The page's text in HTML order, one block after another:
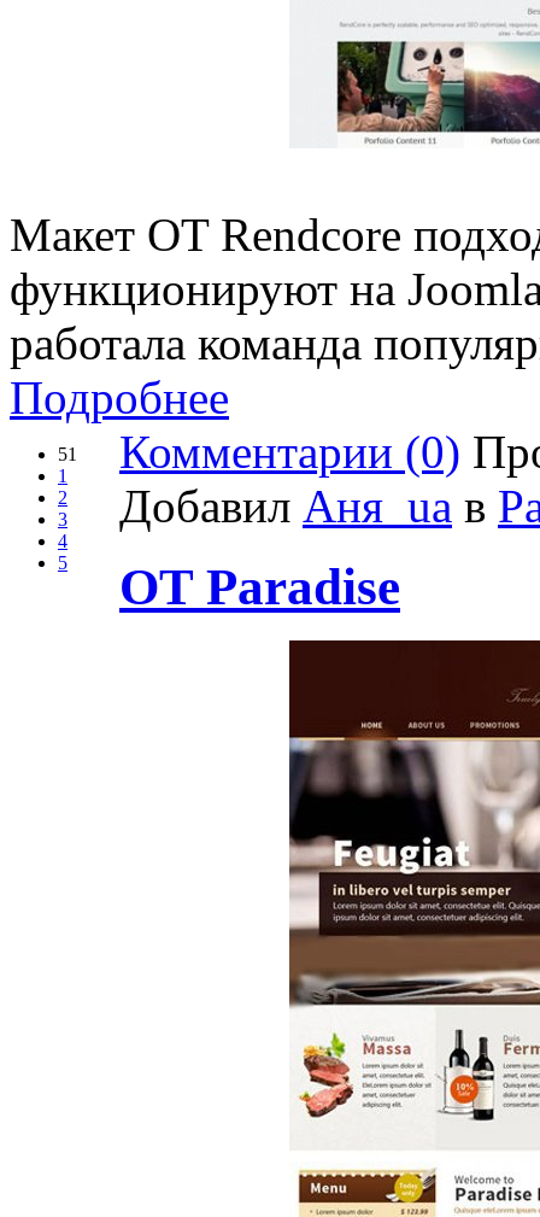
Макет OT Rendcore
функционируют на
работала команда
Подробнее
51
1
2
3
4
5
Комментарии (0)
Добавил Аня_ua в
OT Paradise